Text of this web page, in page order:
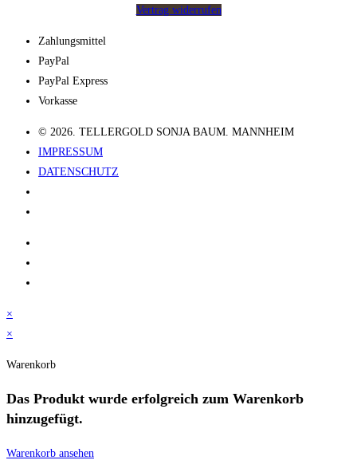
Vertrag widerrufen
Zahlungsmittel
PayPal
PayPal Express
Vorkasse
© 2026. TELLERGOLD SONJA BAUM. MANNHEIM
IMPRESSUM
DATENSCHUTZ
×
×
Warenkorb
Das Produkt wurde erfolgreich zum Warenkorb
hinzugefügt.
Warenkorb ansehen